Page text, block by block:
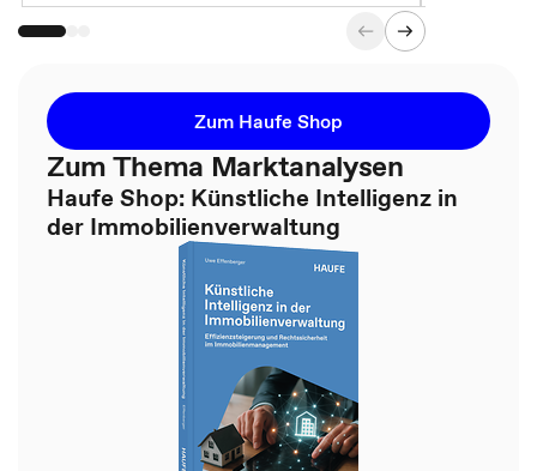
Zum Haufe Shop
Zum Thema Marktanalysen
Haufe Shop: Künstliche Intelligenz in
der Immobilienverwaltung